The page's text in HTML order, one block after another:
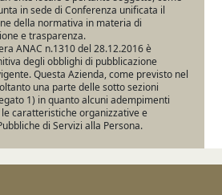
in sede di Conferenza unificata il
della normativa in materia di
e trasparenza.
ANAC n.1310 del 28.12.2016 è
degli obblighi di pubblicazione
Questa Azienda, come previsto nel
una parte delle sotto sezioni
1) in quanto alcuni adempimenti
caratteristiche organizzative e
di Servizi alla Persona.